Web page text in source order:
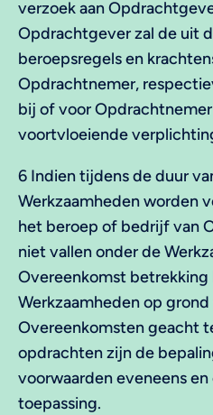
verzoek aan
Opdrachtgever zal de uit
beroepsregels en
Opdrachtnemer,
bij of voor
voortvloeiende
6 Indien tijdens de duur
Werkzaamheden worden
het beroep of bedrijf van
niet vallen onder de
Overeenkomst
Werkzaamheden op
Overeenkomsten geacht
opdrachten zijn de
voorwaarden eveneens
toepassing.